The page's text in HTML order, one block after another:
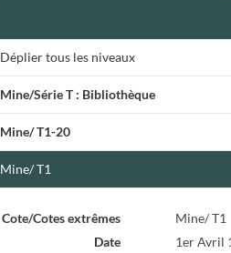
Dépliertous les niveaux
Mine/Série T : Bibliothèque
Mine/ T1-20
Mine/ T1
Cote/Cotes extrêmes
Mine/ T1
Date
1er Avril